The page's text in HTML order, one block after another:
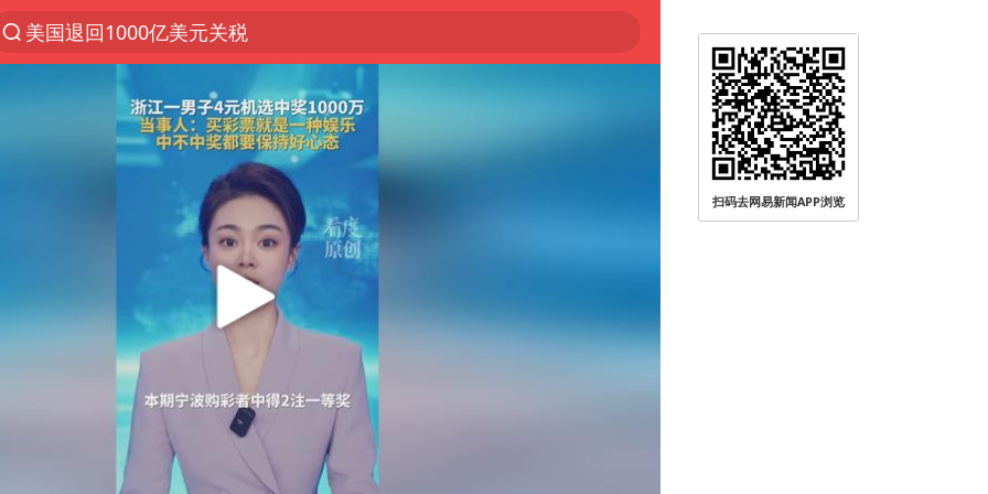
美国退回1000亿美元关税
华为WATCH GT 7系列正式发布
“事业单位招聘不是人情买卖”
河南试行周五下午弹性离岗
李亚鹏向地铁吐血女孩捐99999元
日本籍女网红在韩直播时自杀身亡
沙特否认与胡塞武装举行会谈
新华社权威快报|我国编制完成新版全月地质图
山东财大教授刘海明逝世 终年38岁
“银行午休1.5小时”留个窗口行不行
扫码去网易新闻APP浏览